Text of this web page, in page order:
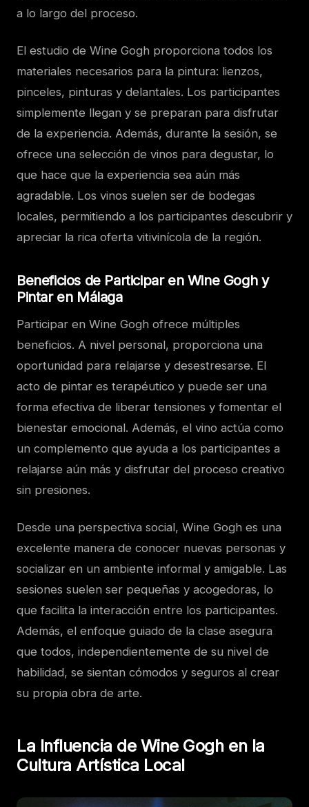
a lo largo del proceso.
El estudio de Wine Gogh proporciona todos los
materiales necesarios para la pintura: lienzos,
pinceles, pinturas y delantales. Los participantes
simplemente llegan y se preparan para disfrutar
de la experiencia. Además, durante la sesión, se
ofrece una selección de vinos para degustar, lo
que hace que la experiencia sea aún más
agradable. Los vinos suelen ser de bodegas
locales, permitiendo a los participantes descubrir y
apreciar la rica oferta vitivinícola de la región.
Beneficios de Participar en Wine Gogh y
Pintar en Málaga
Participar en Wine Gogh ofrece múltiples
beneficios. A nivel personal, proporciona una
oportunidad para relajarse y desestresarse. El
acto de pintar es terapéutico y puede ser una
forma efectiva de liberar tensiones y fomentar el
bienestar emocional. Además, el vino actúa como
un complemento que ayuda a los participantes a
relajarse aún más y disfrutar del proceso creativo
sin presiones.
Desde una perspectiva social, Wine Gogh es una
excelente manera de conocer nuevas personas y
socializar en un ambiente informal y amigable. Las
sesiones suelen ser pequeñas y acogedoras, lo
que facilita la interacción entre los participantes.
Además, el enfoque guiado de la clase asegura
que todos, independientemente de su nivel de
habilidad, se sientan cómodos y seguros al crear
su propia obra de arte.
La Influencia de Wine Gogh en la
Cultura Artística Local